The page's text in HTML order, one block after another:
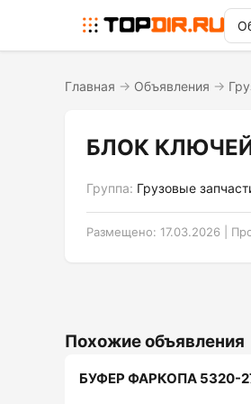
Главная → Объявления →
БЛОК
Группа: Грузовые
Размещено: 17.03.2026 |
Похожие объявления
БУФЕР ФАРКОПА 5320-